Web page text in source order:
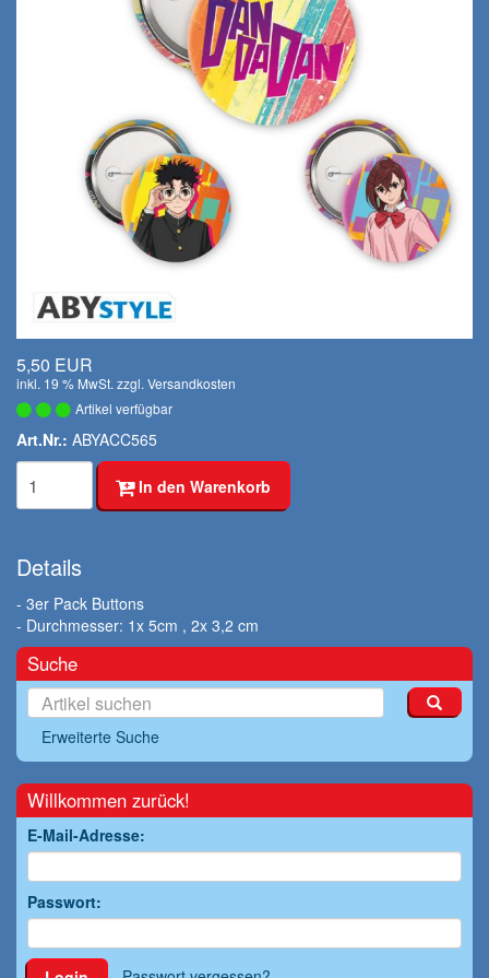
5,50 EUR
inkl. 19 % MwSt. zzgl. Versandkosten
Artikel verfügbar
Art.Nr.: ABYACC565
In den Warenkorb
Details
- 3er Pack Buttons
- Durchmesser: 1x 5cm , 2x 3,2 cm
Suche
Erweiterte Suche
Willkommen zurück!
E-Mail-Adresse:
Passwort: